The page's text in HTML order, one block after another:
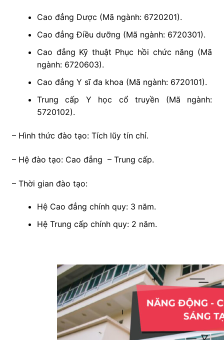
Cao đẳng Dược (Mã ngành: 6720201).
Cao đẳng Điều dưỡng (Mã ngành: 6720301).
Cao đẳng Kỹ thuật Phục hồi chức năng (Mã
ngành: 6720603).
Cao đẳng Y sĩ đa khoa (Mã ngành: 6720101).
Trung cấp Y học cổ truyền (Mã ngành:
5720102).
– Hình thức đào tạo: Tích lũy tín chỉ.
– Hệ đào tạo: Cao đẳng – Trung cấp.
– Thời gian đào tạo:
Hệ Cao đẳng chính quy: 3 năm.
Hệ Trung cấp chính quy: 2 năm.